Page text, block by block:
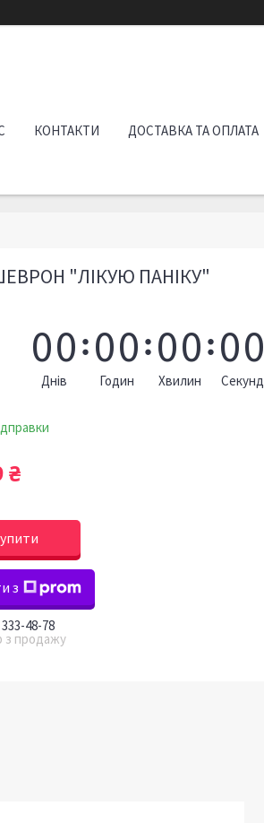
КОНТАКТИ ДОСТАВКА ТА ОПЛАТА
"ЛІКУЮ ПАНІКУ"
00
Днів
00
Годин
00
Хвилин
00
Секунд
₴
з
48-78
продажу